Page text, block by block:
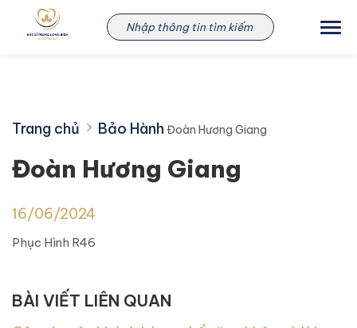
Đoàn Hương Giang
Trang chủ Bảo Hành Đoàn Hương Giang
Đoàn Hương Giang
16/06/2024
Phục Hình R46
BÀI VIẾT LIÊN QUAN